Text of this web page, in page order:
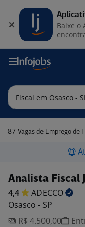
87 Vagas de Emprego de
Analista Fiscal
4,4
ADECCO
Osasco - SP
R$ 4.500,00
Baixe o